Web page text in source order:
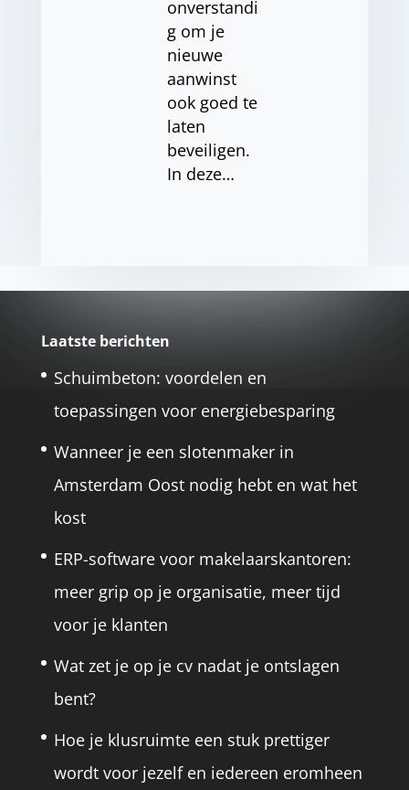
onverstandi
g om je
nieuwe
aanwinst
ook goed te
laten
beveiligen.
In deze…
Laatste berichten
Schuimbeton: voordelen en
toepassingen voor energiebesparing
Wanneer je een slotenmaker in
Amsterdam Oost nodig hebt en wat het
kost
ERP-software voor makelaarskantoren:
meer grip op je organisatie, meer tijd
voor je klanten
Wat zet je op je cv nadat je ontslagen
bent?
Hoe je klusruimte een stuk prettiger
wordt voor jezelf en iedereen eromheen